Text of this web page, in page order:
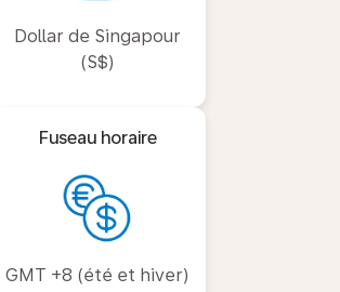
Dollar de Singapour
(S$)
Fuseau horaire
GMT +8 (été et hiver)